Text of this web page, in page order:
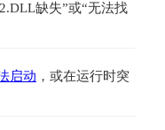
缺失”或“无法找
启动 ，或在运行时突